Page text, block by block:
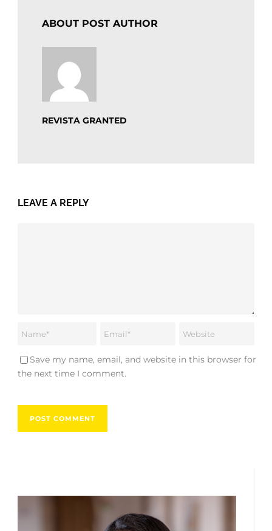
ABOUT POST AUTHOR
REVISTA GRANTED
LEAVE A REPLY
Save my name, email, and website in this browser for
the next time I comment.